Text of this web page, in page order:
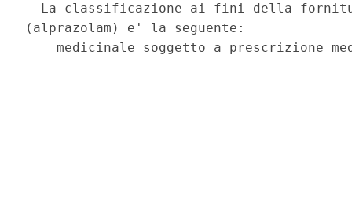
La classificazione ai fini della
(alprazolam) e' la seguente: